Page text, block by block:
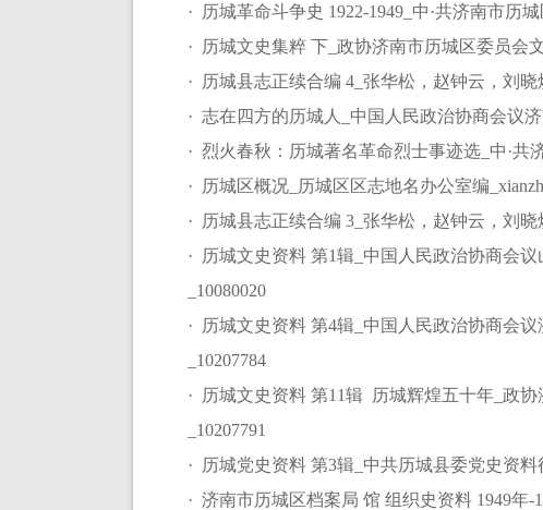
· 历城革命斗争史 1922-1949_中·共济南市历
· 历城文史集粹 下_政协济南市历城区委员会
· 历城县志正续合编 4_张华松，赵钟云，刘晓
· 志在四方的历城人_中国人民政治协商会议
· 烈火春秋：历城著名革命烈士事迹选_中·共
· 历城区概况_历城区区志地名办公室编
· 历城县志正续合编 3_张华松，赵钟云，刘晓
· 历城文史资料 第1辑_中国人民政治协商会
_10080020
· 历城文史资料 第4辑_中国人民政治协商会
_10207784
· 历城文史资料 第11辑 历城辉煌五十年_政
_10207791
· 历城党史资料 第3辑_中共历城县委党史资料
· 济南市历城区档案局 馆 组织史资料 1949年